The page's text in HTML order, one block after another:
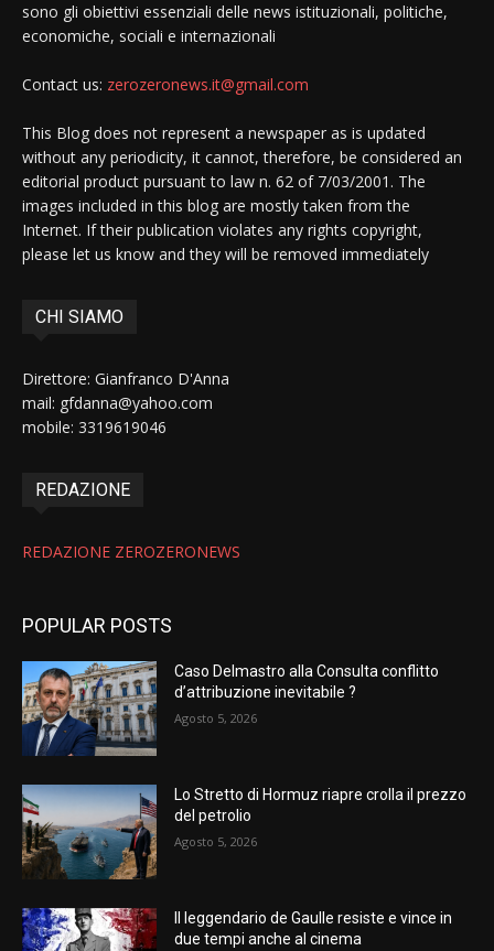
sono gli obiettivi essenziali delle news istituzionali, politiche,
economiche, sociali e internazionali
Contact us: zerozeronews.it@gmail.com
This Blog does not represent a newspaper as is updated
without any periodicity, it cannot, therefore, be considered an
editorial product pursuant to law n. 62 of 7/03/2001. The
images included in this blog are mostly taken from the
Internet. If their publication violates any rights copyright,
please let us know and they will be removed immediately
CHI SIAMO
Direttore: Gianfranco D'Anna
mail: gfdanna@yahoo.com
mobile: 3319619046
REDAZIONE
REDAZIONE ZEROZERONEWS
POPULAR POSTS
Caso Delmastro alla Consulta conflitto
d’attribuzione inevitabile ?
Agosto 5, 2026
Lo Stretto di Hormuz riapre crolla il prezzo
del petrolio
Agosto 5, 2026
Il leggendario de Gaulle resiste e vince in
due tempi anche al cinema